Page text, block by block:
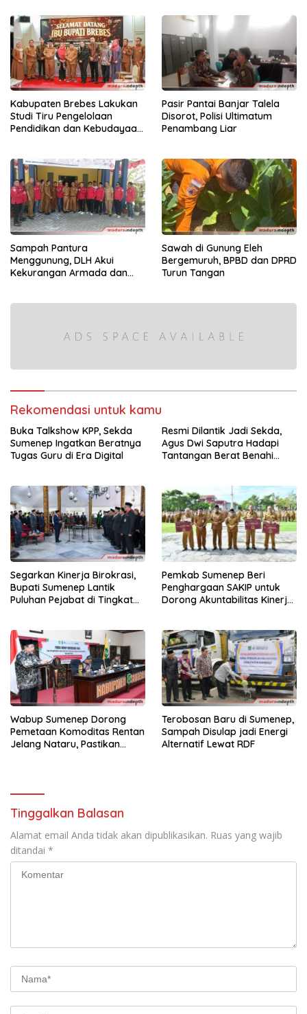
Kabupaten Brebes Lakukan
Studi Tiru Pengelolaan
Pendidikan dan Kebudayaan
Pasir Pantai Banjar Talela
Disorot, Polisi Ultimatum
Penambang Liar
Sampah Pantura
Menggunung, DLH Akui
Kekurangan Armada dan
Sawah di Gunung Eleh
Bergemuruh, BPBD dan DPRD
Turun Tangan
Rekomendasi untuk kamu
Buka Talkshow KPP, Sekda
Sumenep Ingatkan Beratnya
Tugas Guru di Era Digital
Resmi Dilantik Jadi Sekda,
Agus Dwi Saputra Hadapi
Tantangan Berat Benahi
Segarkan Kinerja Birokrasi,
Bupati Sumenep Lantik
Puluhan Pejabat di Tingkat
Pemkab Sumenep Beri
Penghargaan SAKIP untuk
Dorong Akuntabilitas Kinerja
Wabup Sumenep Dorong
Pemetaan Komoditas Rentan
Jelang Nataru, Pastikan
Terobosan Baru di Sumenep,
Sampah Disulap jadi Energi
Alternatif Lewat RDF
Tinggalkan Balasan
Alamat email Anda tidak akan dipublikasikan. Ruas yang wajib
ditandai *